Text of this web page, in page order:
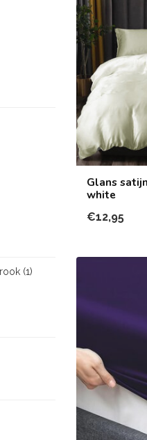
(1)
Glans
white
€12,95